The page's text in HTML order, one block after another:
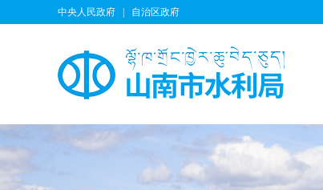
中央人民政府 自治区政府